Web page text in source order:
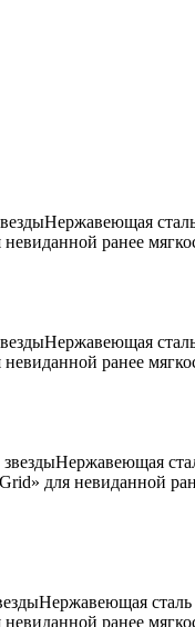
невиданной ранее
невиданной ранее
для невиданной
невиданной ранее